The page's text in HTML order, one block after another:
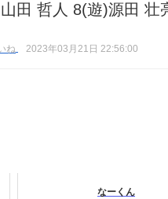
田 哲人 8(遊)源田
ね 2023年03月21日 22:56:00
なーくん